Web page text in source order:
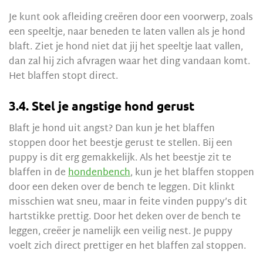
Je kunt ook afleiding creëren door een voorwerp, zoals
een speeltje, naar beneden te laten vallen als je hond
blaft. Ziet je hond niet dat jij het speeltje laat vallen,
dan zal hij zich afvragen waar het ding vandaan komt.
Het blaffen stopt direct.
3.4. Stel je angstige hond gerust
Blaft je hond uit angst? Dan kun je het blaffen
stoppen door het beestje gerust te stellen. Bij een
puppy is dit erg gemakkelijk. Als het beestje zit te
blaffen in dehondenbench, kun je het blaffen stoppen
door een deken over de bench te leggen. Dit klinkt
misschien wat sneu, maar in feite vinden puppy’s dit
hartstikke prettig. Door het deken over de bench te
leggen, creëer je namelijk een veilig nest. Je puppy
voelt zich direct prettiger en het blaffen zal stoppen.